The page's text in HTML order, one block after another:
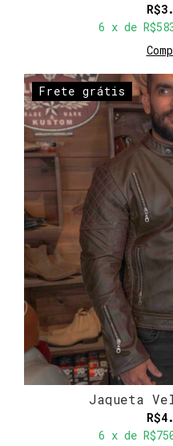
6 x de
Frete grátis
Jaqueta
6 x de